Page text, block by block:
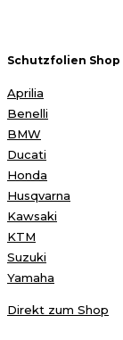
Schutzfolien Shop
Aprilia
Benelli
BMW
Ducati
Honda
Husqvarna
Kawsaki
KTM
Suzuki
Yamaha
Direkt zum Shop